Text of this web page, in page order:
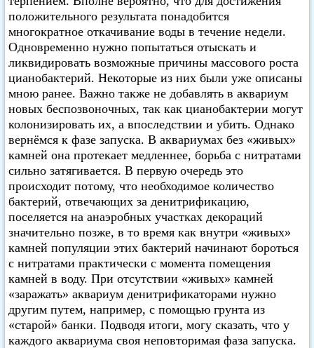
положительного результата понадобится
многократное откачивание воды в течение недели.
Одновременно нужно попытаться отыскать и
ликвидировать возможные причины массового роста
цианобактерий. Некоторые из них были уже описаны
мною ранее. Важно также не добавлять в аквариум
новых беспозвоночных, так как цианобактерии могут
колонизировать их, а впоследствии и убить. Однако
вернёмся к фазе запуска. В аквариумах без «живых»
камней она протекает медленнее, борьба с нитратами
сильно затягивается. В первую очередь это
происходит потому, что необходимое количество
бактерий, отвечающих за денитрификацию,
поселяется на анаэробных участках декораций
значительно позже, в то время как внутри «живых»
камней популяции этих бактерий начинают бороться
с нитратами практически с момента помещения
камней в воду. При отсутствии «живых» камней
«заражать» аквариум денитрификаторами нужно
другим путем, например, с помощью грунта из
«старой» банки. Подводя итоги, могу сказать, что у
каждого аквариума своя неповторимая фаза запуска.